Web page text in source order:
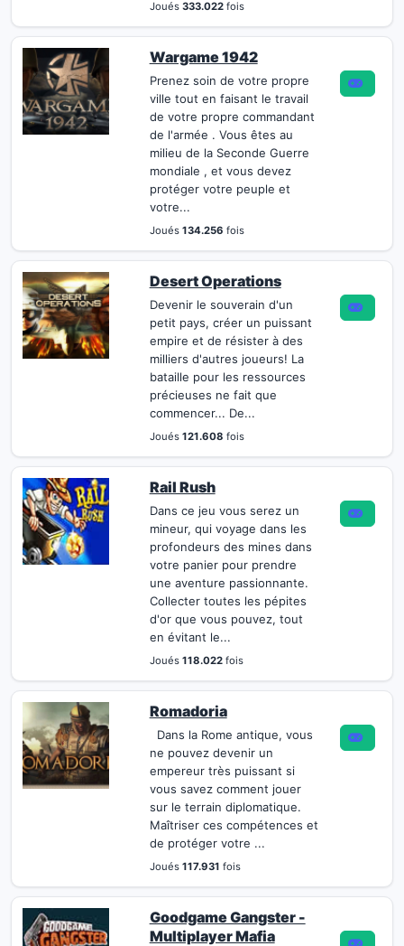
Joués 333.022fois
Wargame 1942
Prenez soin de votre propre
ville tout en faisant le travail
de votre propre commandant
de l'armée . Vous êtes au
milieu de la Seconde Guerre
mondiale , et vous devez
protéger votre peuple et
votre...
Joués 134.256 fois
Desert Operations
Devenir le souverain d'un
petit pays, créer un puissant
empire et de résister à des
milliers d'autres joueurs! La
bataille pour les ressources
précieuses ne fait que
commencer... De...
Joués 121.608 fois
Rail Rush
Dans ce jeu vous serez un
mineur, qui voyage dans les
profondeurs des mines dans
votre panier pour prendre
une aventure passionnante.
Collecter toutes les pépites
d'or que vous pouvez, tout
en évitant le...
Joués 118.022fois
Romadoria
Dans la Rome antique, vous
ne pouvez devenir un
empereur très puissant si
vous savez comment jouer
sur le terrain diplomatique.
Maîtriser ces compétences et
de protéger votre ...
Joués 117.931 fois
Goodgame Gangster -
Multiplayer Mafia